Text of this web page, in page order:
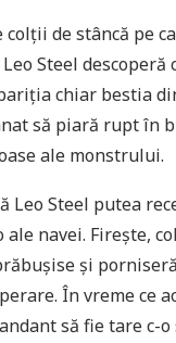
de stâncă pe
Steel descoperă
chiar bestia
să piară rupt în
ale monstrului.
Leo Steel putea
navei. Firește,
și
În vreme ce
să fie tare c-o